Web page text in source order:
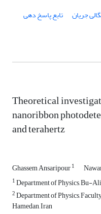
جریان
تابع پاسخ دهی
Theoretical
nanoribbon
and terahertz
Ghassem Ansaripour1
1Department of Physics, Bu-
2Department of Physics,
Hamedan, Iran